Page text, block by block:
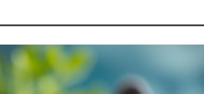
objawy, rehabilitacja
daje informacje i kiedy wykonuje się RTG zębów